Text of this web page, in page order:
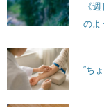
《
のよ
“ち